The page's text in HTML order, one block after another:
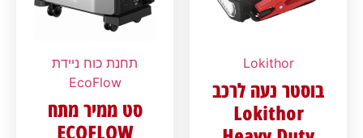
Lokithor
בוסטר נעה לרכב
Lokithor
תחנת כוח ניידת
EcoFlow
סט ממיר מתח
ECOFLOW